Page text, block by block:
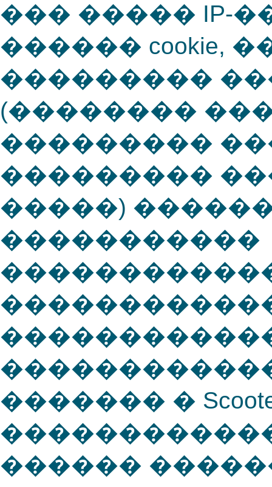
��� ����� IP-
������ cookie,
���������
(��������
���������
���������
�����)
�����������
������� �
������